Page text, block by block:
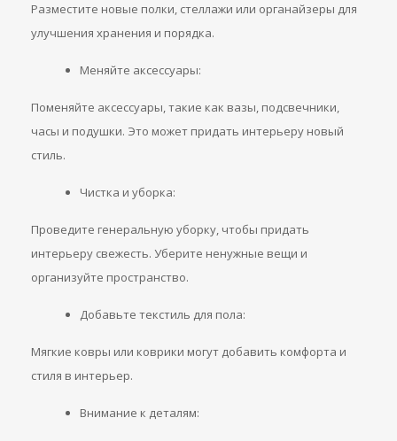
Разместите новые полки, стеллажи или органайзеры для
улучшения хранения и порядка.
Меняйте аксессуары:
Поменяйте аксессуары, такие как вазы, подсвечники,
часы и подушки. Это может придать интерьеру новый
стиль.
Чистка и уборка:
Проведите генеральную уборку, чтобы придать
интерьеру свежесть. Уберите ненужные вещи и
организуйте пространство.
Добавьте текстиль для пола:
Мягкие ковры или коврики могут добавить комфорта и
стиля в интерьер.
Внимание к деталям: